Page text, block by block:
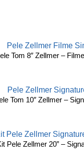
Tom 8″ Zellmer –
Tom 10″ Zellmer –
Pele Zellmer 20” –